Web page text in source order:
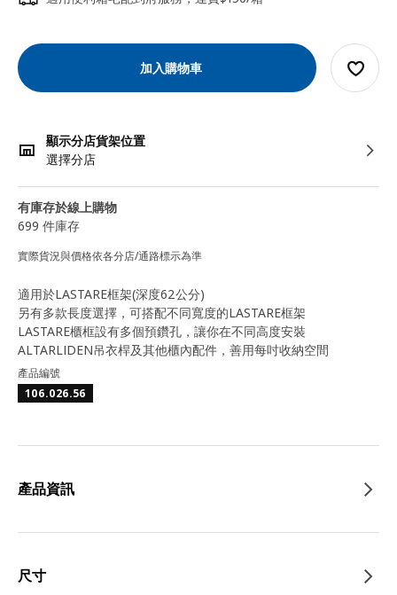
加入購物車
顯示分店貨架位置
選擇分店
有庫存於線上購物
699 件庫存
實際貨況與價格依各分店/通路標示為準
適用於LASTARE框架(深度62公分)
另有多款長度選擇，可搭配不同寬度的LASTARE框架
LASTARE櫃框設有多個預鑽孔，讓你在不同高度安裝
ALTARLIDEN吊衣桿及其他櫃內配件，善用每吋收納空間
產品編號
106.026.56
產品資訊
尺寸